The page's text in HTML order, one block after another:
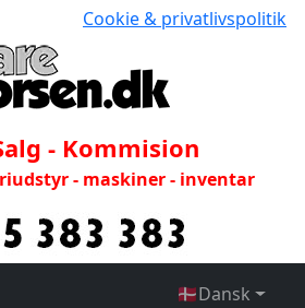
Cookie & privatlivspolitik
- Kommision
- maskiner - inventar
🇩🇰Dansk